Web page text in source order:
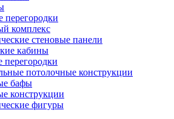
перегородки
комплекс
стеновые панели
кабины
перегородки
потолочные конструкции
бафы
конструкции
фигуры